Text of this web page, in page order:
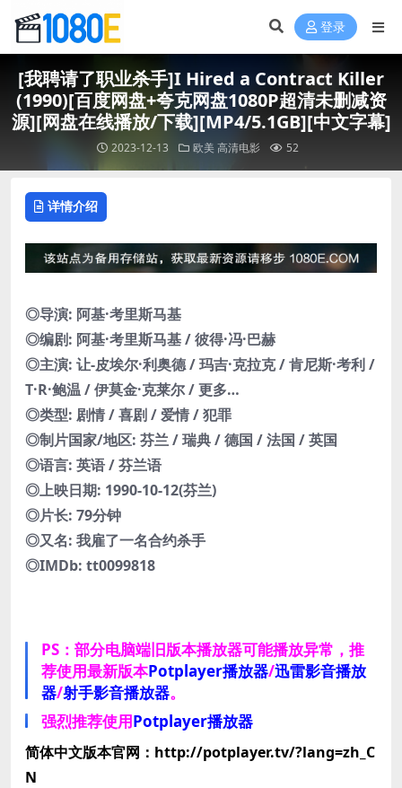
登录
[我聘请了职业杀手]I Hired a Contract Killer
(1990)[百度网盘+夸克网盘1080P超清未删减资
源][网盘在线播放/下载][MP4/5.1GB][中文字幕]
2023-12-13 欧美 高清电影 52
详情介绍
◎导演: 阿基·考里斯马基
◎编剧: 阿基·考里斯马基 / 彼得·冯·巴赫
◎主演: 让-皮埃尔·利奥德 / 玛吉·克拉克 / 肯尼斯·考利 /
T·R·鲍温 / 伊莫金·克莱尔 / 更多…
◎类型: 剧情 / 喜剧 / 爱情 / 犯罪
◎制片国家/地区: 芬兰 / 瑞典 / 德国 / 法国 / 英国
◎语言: 英语 / 芬兰语
◎上映日期: 1990-10-12(芬兰)
◎片长: 79分钟
◎又名: 我雇了一名合约杀手
◎IMDb: tt0099818
PS：部分电脑端旧版本播放器可能播放异常，推
荐使用最新版本Potplayer播放器/迅雷影音播放
器/射手影音播放器。
强烈推荐使用Potplayer播放器
简体中文版本官网：http://potplayer.tv/?lang=zh_C
N